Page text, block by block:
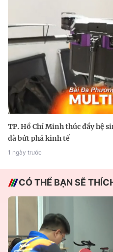
TP. Hồ Chí Minh thúc đẩy hệ
đà bứt phá kinh tế
1 ngày trước
CÓ THỂ BẠN SẼ